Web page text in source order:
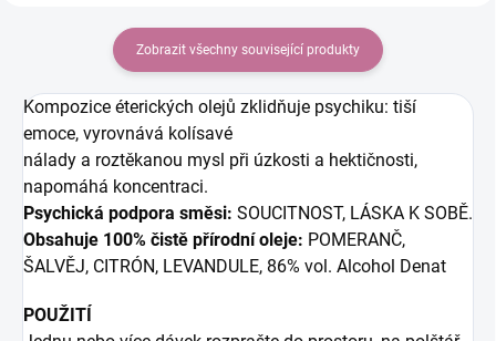
Zobrazit všechny související produkty
Kompozice éterických olejů zklidňuje psychiku: tiší
emoce, vyrovnává kolísavé
nálady a roztěkanou mysl při úzkosti a hektičnosti,
napomáhá koncentraci.
Psychická podpora směsi: SOUCITNOST, LÁSKA K SOBĚ.
Obsahuje 100% čistě přírodní oleje: POMERANČ,
ŠALVĚJ, CITRÓN, LEVANDULE, 86% vol. Alcohol Denat
POUŽITÍ